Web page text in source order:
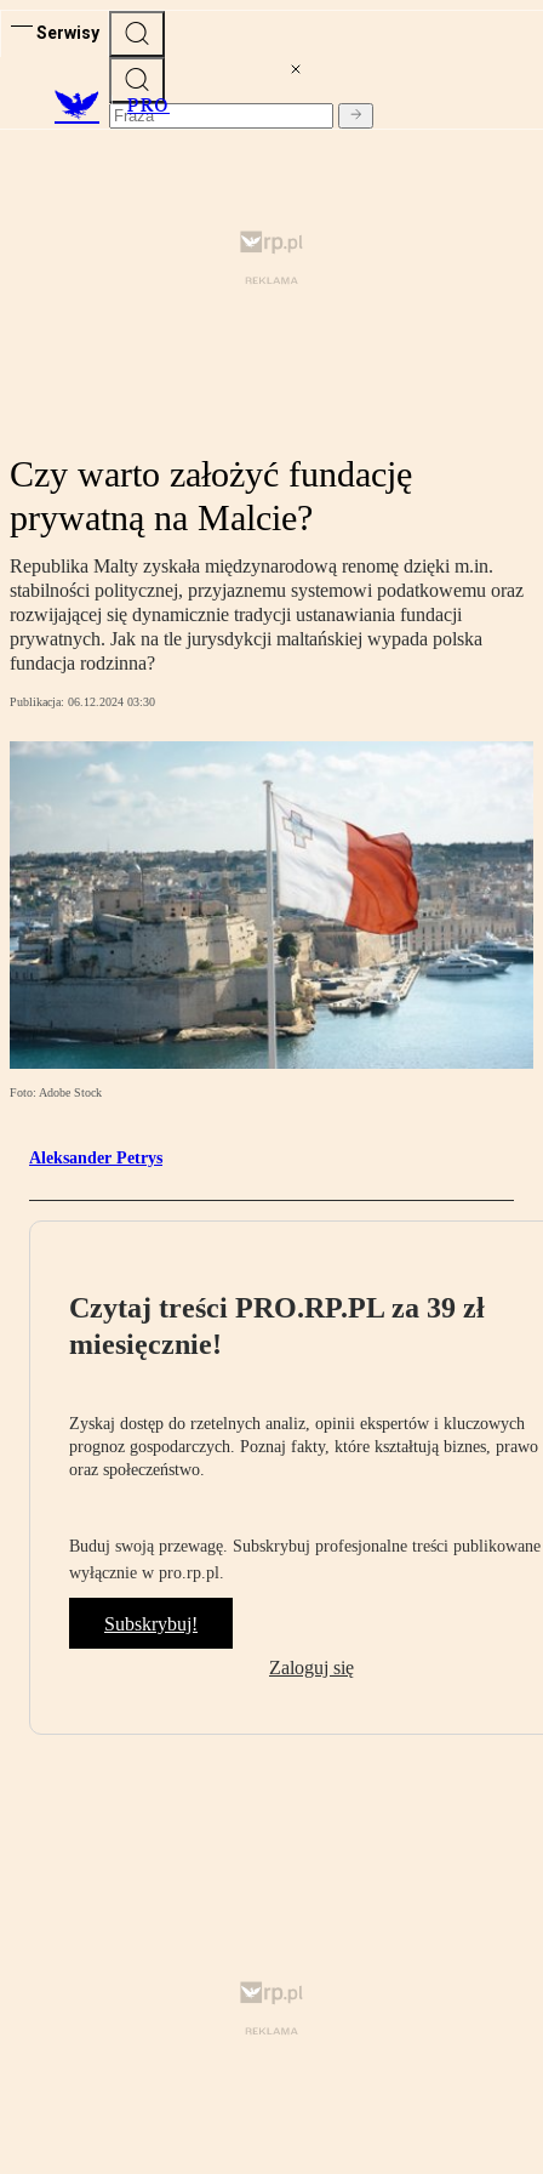
Serwisy
PRO
Czy warto założyć fundację
prywatną na Malcie?
Republika Malty zyskała międzynarodową renomę dzięki m.in.
stabilności politycznej, przyjaznemu systemowi podatkowemu oraz
rozwijającej się dynamicznie tradycji ustanawiania fundacji
prywatnych. Jak na tle jurysdykcji maltańskiej wypada polska
fundacja rodzinna?
Publikacja: 06.12.2024 03:30
Foto: Adobe Stock
Aleksander Petrys
Czytaj treści PRO.RP.PL za 39 zł
miesięcznie!
Zyskaj dostęp do rzetelnych analiz, opinii ekspertów i kluczowych
prognoz gospodarczych. Poznaj fakty, które kształtują biznes, prawo
oraz społeczeństwo.
Buduj swoją przewagę. Subskrybuj profesjonalne treści publikowane
wyłącznie w pro.rp.pl.
Subskrybuj!
Zaloguj się